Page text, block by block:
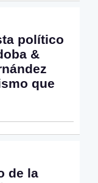
político
&
que
de la